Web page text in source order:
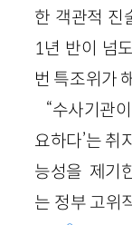
한 객관적 진
1년 반이 넘
번 특조위가
“수사기관
요하다’는 취
능성을 제기
는 정부 고위